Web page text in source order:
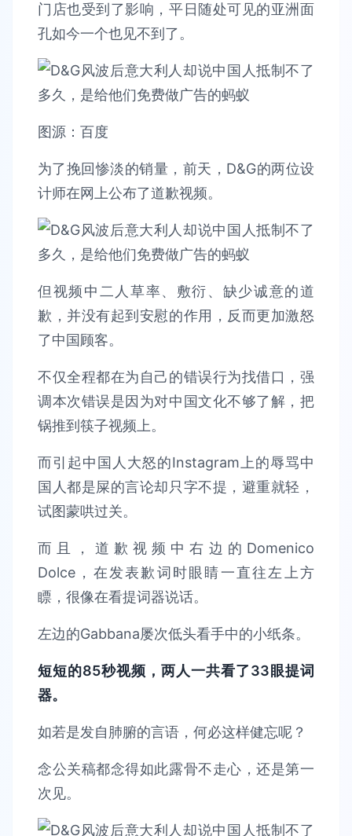
门店也受到了影响，平日随处可见的亚洲面
孔如今一个也见不到了。
图源：百度
为了挽回惨淡的销量，前天，D&G的两位设
计师在网上公布了道歉视频。
但视频中二人草率、敷衍、缺少诚意的道
歉，并没有起到安慰的作用，反而更加激怒
了中国顾客。
不仅全程都在为自己的错误行为找借口，强
调本次错误是因为对中国文化不够了解，把
锅推到筷子视频上。
而引起中国人大怒的Instagram上的辱骂中
国人都是屎的言论却只字不提，避重就轻，
试图蒙哄过关。
而且，道歉视频中右边的Domenico
Dolce，在发表歉词时眼睛一直往左上方
瞟，很像在看提词器说话。
左边的Gabbana屡次低头看手中的小纸条。
短短的85秒视频，两人一共看了33眼提词
器。
如若是发自肺腑的言语，何必这样健忘呢？
念公关稿都念得如此露骨不走心，还是第一
次见。